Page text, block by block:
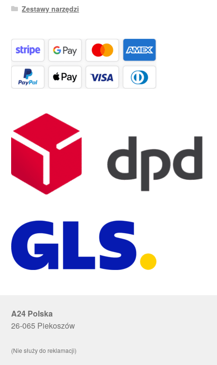
Zestawy narzędzi
A24 Polska
26-065 Piekoszów
(Nie służy do reklamacji)